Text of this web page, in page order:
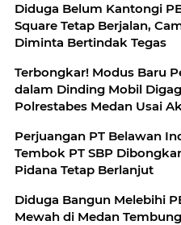
Diduga Belum Kantongi
Square Tetap Berjalan,
Diminta Bertindak Tegas
Terbongkar! Modus Baru
dalam Dinding Mobil
Polrestabes Medan Usai
Perjuangan PT Belawan
Tembok PT SBP
Pidana Tetap Berlanjut
Diduga Bangun Melebihi
Mewah di Medan